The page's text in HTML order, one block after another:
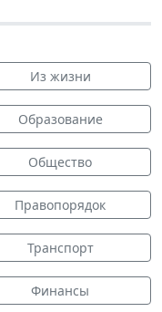
Из жизни
Образование
Общество
Правопорядок
Транспорт
Финансы